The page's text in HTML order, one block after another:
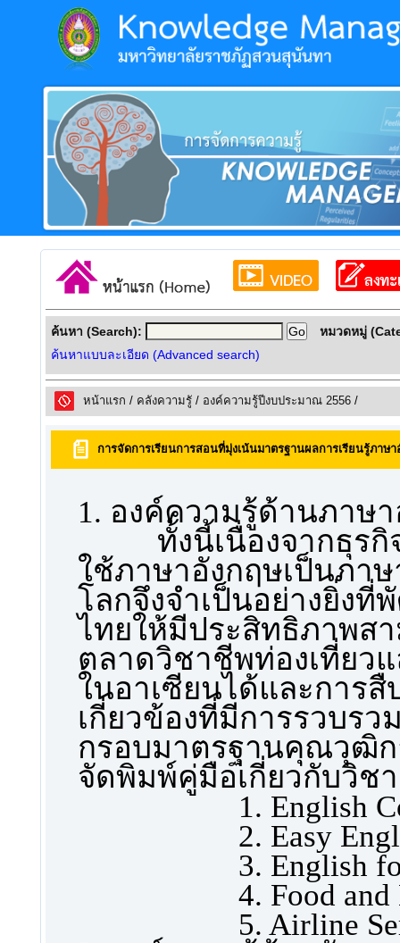
ค้นหา (Search):
ค้นหาแบบละเอียด (Advanced search)
หมวดหมู่
หน้าแรก / คลังความรูั / องค์ความรู้ปีงบประมาณ 2556 /
การจัดการเรียนการสอนที่มุ่งเน้นมาตรฐานผลการเรียนรู้ภา
1. องค์ความรู้ด้านภาษ
ทั้งนี้เนื่องจากธุรกิจ
ใช้ภาษาอังกฤษเป็นภา
โลกจึงจำเป็นอย่างยิ่ง
ไทยให้มีประสิทธิภาพส
ตลาดวิชาชีพท่องเที่ยว
ในอาเซียนได้และการสื
เกี่ยวข้องที่มีการรวบร
กรอบมาตรฐานคุณวุฒิ
จัดพิมพ์คู่มือเกี่ยวกับวิช
1. English
2. Easy
3. English
4. Food
5. Airline